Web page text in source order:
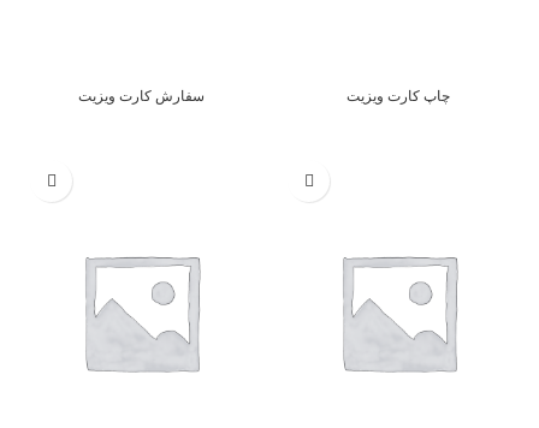
چاپ کارت ویزیت سفارش کارت ویزیت